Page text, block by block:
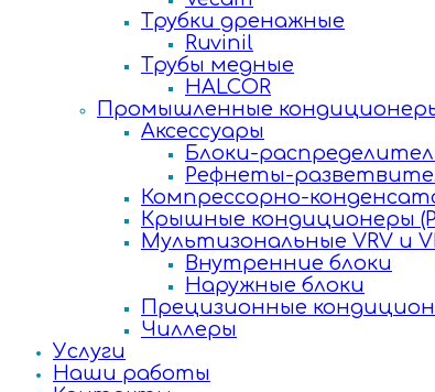
Трубки дренажные
Ruvinil
Трубы медные
HALCOR
Промышленные
Аксессуары
Блоки-
Рефнеты-
Компрессорно-
Крышные кондиционеры
Мультизональные VRV и
Внутренние блоки
Наружные блоки
Прецизионные
Чиллеры
Услуги
Наши работы